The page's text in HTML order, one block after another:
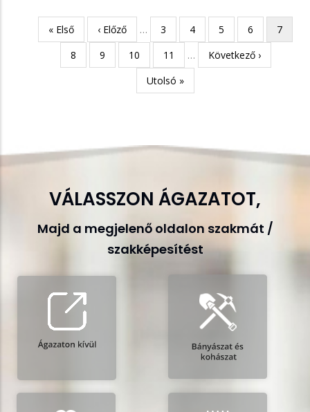
Oldalszámozás
Első
oldal
« Első
Előző
oldal
‹ Előző … Page
3 Page
4 Page
5 Page
6
oldal
7
Page
8 Page
9 Page
10 Page
11 …
Következő
oldal
Következő ›
Utolsó
oldal
Utolsó »
VÁLASSZON ÁGAZATOT,
Majd a megjelenő oldalon szakmát /
szakképesítést